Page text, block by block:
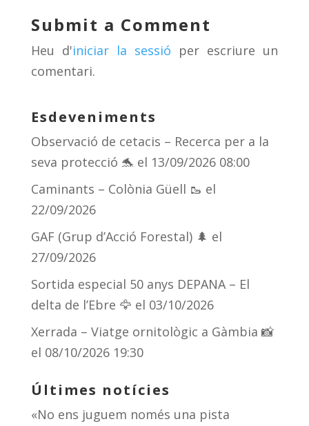
y d
s
a
m
ar
te
ix
Submit a Comment
Heu d'iniciar la sessió per escriure un
comentari.
Esdeveniments
Observació de cetacis – Recerca per a la
seva protecció 🐬 el 13/09/2026 08:00
Caminants – Colònia Güell 🥾 el
22/09/2026
GAF (Grup d’Acció Forestal) 🌲 el
27/09/2026
Sortida especial 50 anys DEPANA – El
delta de l’Ebre 🦅 el 03/10/2026
Xerrada – Viatge ornitològic a Gàmbia 📸
el 08/10/2026 19:30
Últimes notícies
«No ens juguem només una pista